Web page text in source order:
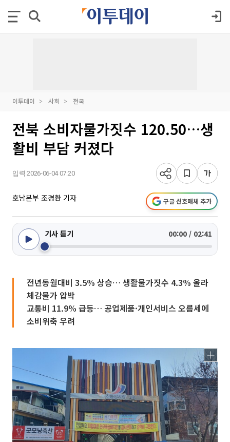
이투데이 사회 전국
전북 소비자물가짓수 120.50…생
활비 부담 커졌다
입력 2026-06-04 07:20
호남본부 조경환 기자 구글 선호매체 추가
기사 듣기 00:00 / 02:41
전년동월대비 3.5% 상승… 생활물가짓수 4.3% 올라
체감물가 압박
교통비 11.9% 급등… 공업제품·개인서비스 오름세에
소비위축 우려